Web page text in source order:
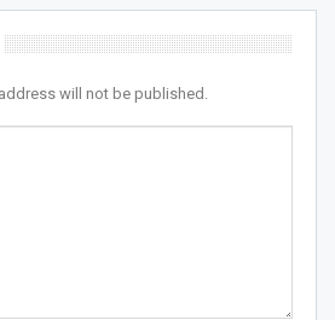
will not be published.